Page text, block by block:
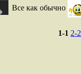
Все как обычно
1-1 2-2